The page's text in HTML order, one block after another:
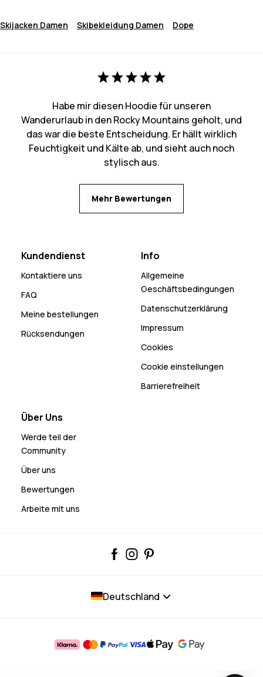
Skijacken Damen Skibekleidung Damen Dope
Habe mir diesen Hoodie für unseren
Wanderurlaub in den Rocky Mountains geholt, und
das war die beste Entscheidung. Er hällt wirklich
Feuchtigkeit und Kälte ab, und sieht auch noch
stylisch aus.
Mehr Bewertungen
Kundendienst
Kontaktiere uns
FAQ
Meine bestellungen
Rücksendungen
Info
Allgemeine
Geschäftsbedingungen
Datenschutzerklärung
Impressum
Cookies
Cookie einstellungen
Barrierefreiheit
Über Uns
Werde teil der
Community
Über uns
Bewertungen
Arbeite mit uns
Deutschland